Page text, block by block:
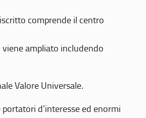
comprende il centro
viene ampliato includendo
Valore Universale.
d’interesse ed enormi